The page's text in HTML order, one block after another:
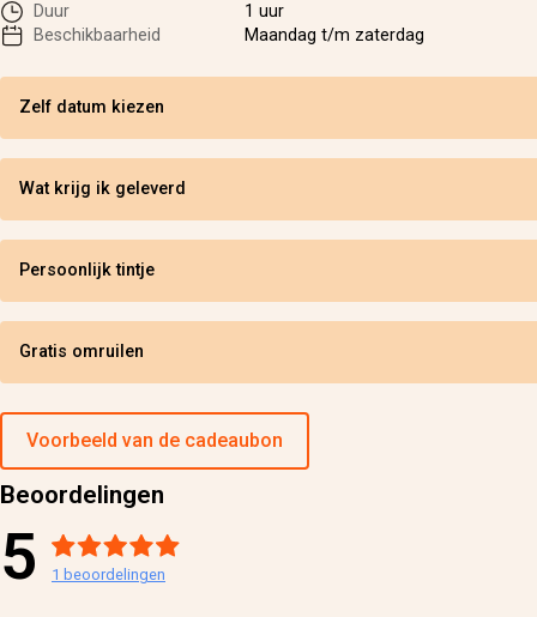
Duur
1 uur
Beschikbaarheid
Maandag t/m zaterdag
Zelf datum kiezen
Wat krijg ik geleverd
Persoonlijk tintje
Gratis omruilen
Voorbeeld van de cadeaubon
Beoordelingen
5 1 beoordelingen